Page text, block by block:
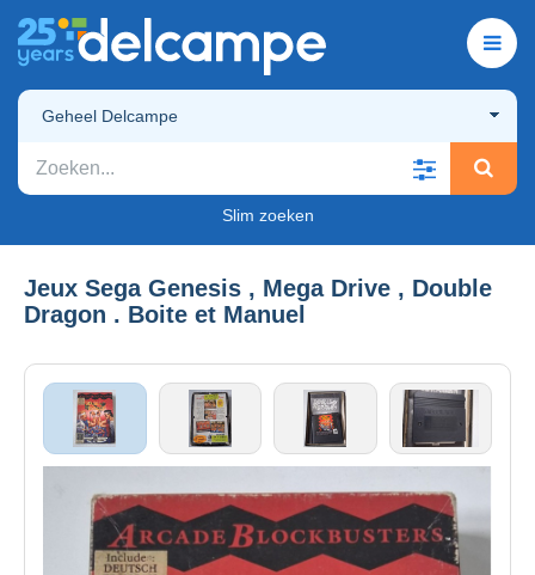
Geheel Delcampe
Slim zoeken
Jeux Sega Genesis , Mega Drive , Double
Dragon . Boite et Manuel